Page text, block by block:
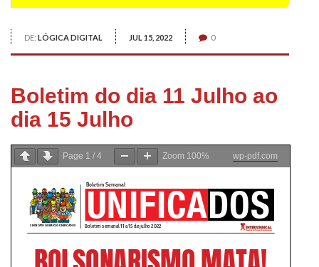
DE: LÓGICA DIGITAL JUL 15, 2022 0
Boletim do dia 11 Julho ao
dia 15 Julho
Page 1 / 4 Zoom 100% wp-pdf.com